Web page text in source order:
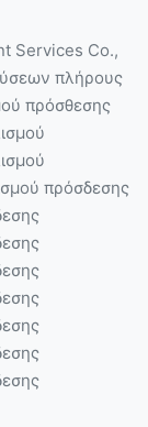
Services Co.,
πλήρους
πρόσθεσης
πρόσδεσης